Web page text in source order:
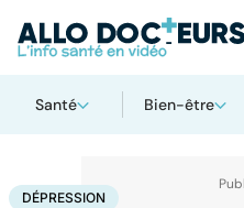
Santé Bien-être
AccueilSantéDépression
DÉPRESSION